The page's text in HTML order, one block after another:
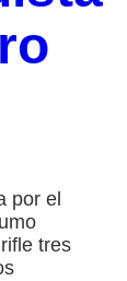
por el
tres